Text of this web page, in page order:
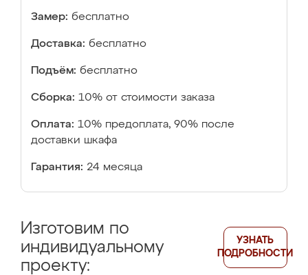
Замер: бесплатно
Доставка: бесплатно
Подъём: бесплатно
Сборка: 10% от стоимости заказа
Оплата: 10% предоплата, 90% после
доставки шкафа
Гарантия: 24 месяца
Изготовим по
индивидуальному
проекту:
УЗНАТЬ
ПОДРОБНОСТИ